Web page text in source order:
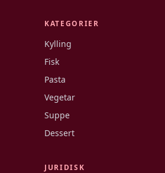
KATEGORIER
Kylling
Fisk
Pasta
Vegetar
Suppe
Dessert
JURIDISK